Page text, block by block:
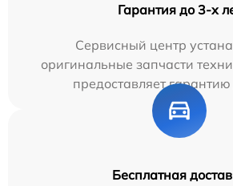
Гарантия до 3-х
Сервисный центр
оригинальные запчасти
предоставляет гарантию
Бесплатная